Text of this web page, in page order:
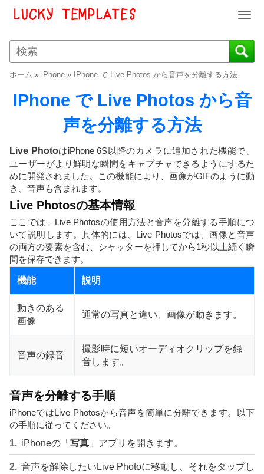
T
g
g
n
a
g
a
t
ホーム » iPhone » IPhone で Live Photos から音声を分離する方法
IPhone で Live Photos から音
声を分離する方法
Live PhotoはiPhone 6S以降のカメラに追加された機能で、
ユーザーがより鮮明な瞬間をキャプチャできるようにするた
めに開発されました。この機能により、画像がGIFのように動
き、音声も含まれます。
Live Photosの基本情報
ここでは、Live Photosの使用方法と音声を分離する手順につ
いて説明します。具体的には、Live Photosでは、画像と音声
の両方の要素を含む、シャッターを押してから1秒以上続く瞬
間を保存できます。
機能 説明
動きのある
画像
通常の写真と違い、画像が動きます。
音声の録音
撮影時に短いオーディオクリップを録
音します。
音声を分離する手順
iPhoneではLive Photosから音声を簡単に分離できます。以下
の手順に従ってください。
iPhoneの「 写真 」アプリを開きます。
音声を解除したいLive Photoに移動し、それをタップし